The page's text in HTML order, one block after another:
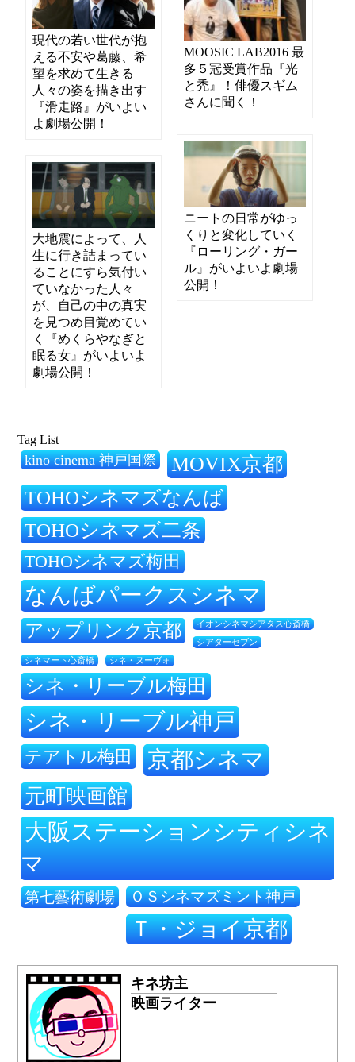
MOOSIC LAB2016 最
多５冠受賞作品『光
と禿』！俳優スギム
さんに聞く！
現代の若い世代が抱
える不安や葛藤、希
望を求めて生きる
人々の姿を描き出す
『滑走路』がいよい
よ劇場公開！
ニートの日常がゆっ
くりと変化していく
『ローリング・ガー
ル』がいよいよ劇場
公開！
大地震によって、人
生に行き詰まってい
ることにすら気付い
ていなかった人々
が、自己の中の真実
を見つめ目覚めてい
く『めくらやなぎと
眠る女』がいよいよ
劇場公開！
Tag List
kino cinema 神戸国際 MOVIX京都
TOHOシネマズなんば
TOHOシネマズ二条
TOHOシネマズ梅田
なんばパークスシネマ
アップリンク京都 イオンシネマシアタス心斎橋
シアターセブン
シネマート心斎橋 シネ・ヌーヴォ
シネ・リーブル梅田
シネ・リーブル神戸
テアトル梅田 京都シネマ
元町映画館
大阪ステーションシティシネ
マ
第七藝術劇場 ＯＳシネマズミント神戸
Ｔ・ジョイ京都
キネ坊主
映画ライター